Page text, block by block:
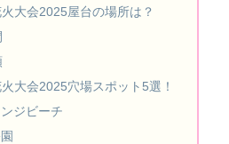
大会2025屋台の場所は？
大会2025穴場スポット5選！
ジビーチ